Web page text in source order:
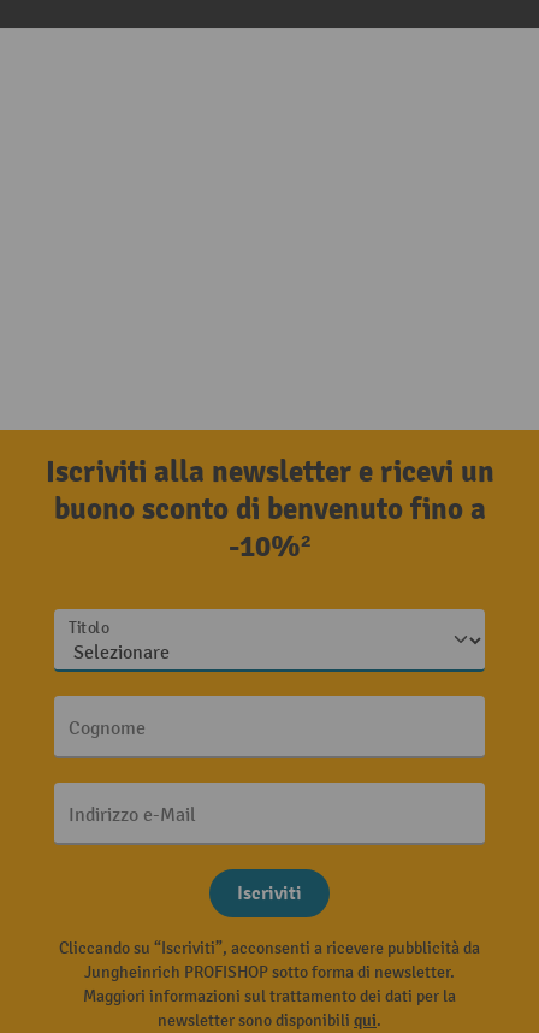
Iscriviti alla newsletter e ricevi un
buono sconto di benvenuto fino a
-10%²
Titolo
Cognome
Indirizzo e-Mail
Iscriviti
Cliccando su “Iscriviti”, acconsenti a ricevere pubblicità da
Jungheinrich PROFISHOP sotto forma di newsletter.
Maggiori informazioni sul trattamento dei dati per la
newsletter sono disponibili qui.